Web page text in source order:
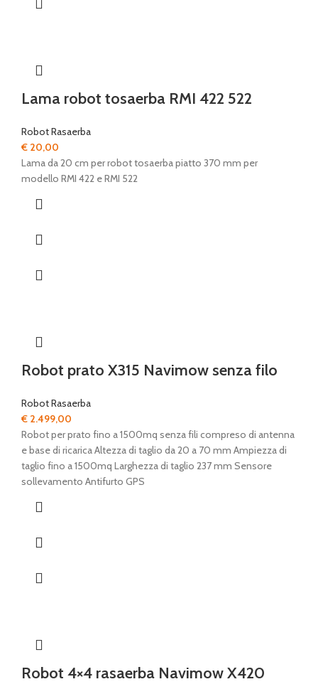
Lama robot tosaerba RMI 422 522
Robot Rasaerba
€ 20,00
Lama da 20 cm per robot tosaerba piatto 370 mm per
modello RMI 422 e RMI 522
Robot prato X315 Navimow senza filo
Robot Rasaerba
€ 2.499,00
Robot per prato fino a 1500mq senza fili compreso di antenna
e base di ricarica Altezza di taglio da 20 a 70 mm Ampiezza di
taglio fino a 1500mq Larghezza di taglio 237 mm Sensore
sollevamento Antifurto GPS
Robot 4×4 rasaerba Navimow X420